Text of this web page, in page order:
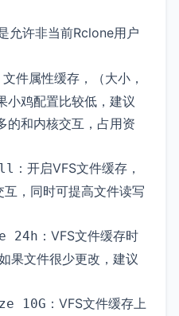
允许非当前Rclone用户
文件属性缓存，（大小，
小鸡配置比较低，建议
的和内核交互，占用资
：开启VFS文件缓存，
，同时可提高文件读写
24h ：VFS文件缓存时
果文件很少更改，建议
10G ：VFS文件缓存上